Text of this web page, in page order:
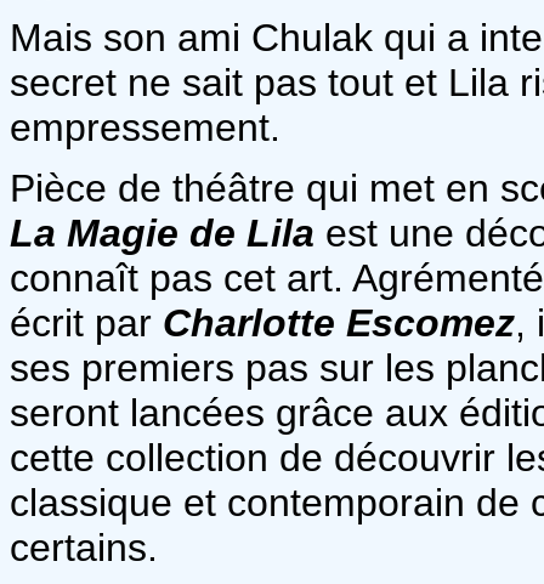
Mais son ami Chulak qui a
secret ne sait pas tout et Lila
empressement.
Pièce de théâtre qui met en
La Magie de Lila est une
connaît pas cet art.
écrit par Charlotte Escomez,
ses premiers pas sur les
seront lancées grâce aux
cette collection de découvrir
classique et contemporain de
certains.